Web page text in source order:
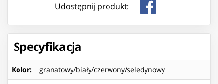
Udostępnij produkt:
Specyfikacja
Kolor: granatowy/biały/czerwony/seledynowy